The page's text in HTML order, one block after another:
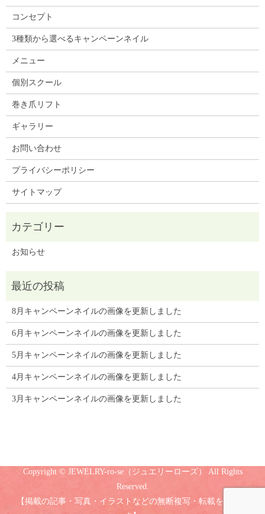
コンセプト
3種類から選べるキャンペーンネイル
メニュー
個別スクール
巻き爪リフト
ギャラリー
お問い合わせ
プライバシーポリシー
サイトマップ
お知らせ
8月キャンペーンネイルの画像を更新しました
6月キャンペーンネイルの画像を更新しました
5月キャンペーンネイルの画像を更新しました
4月キャンペーンネイルの画像を更新しました
3月キャンペーンネイルの画像を更新しました
Copyright © JEWELRY-ro-se（ジュエリーローズ） All Rights
Reserved.
【掲載の記事・写真・イラストなどの無断複写・転載を禁じま